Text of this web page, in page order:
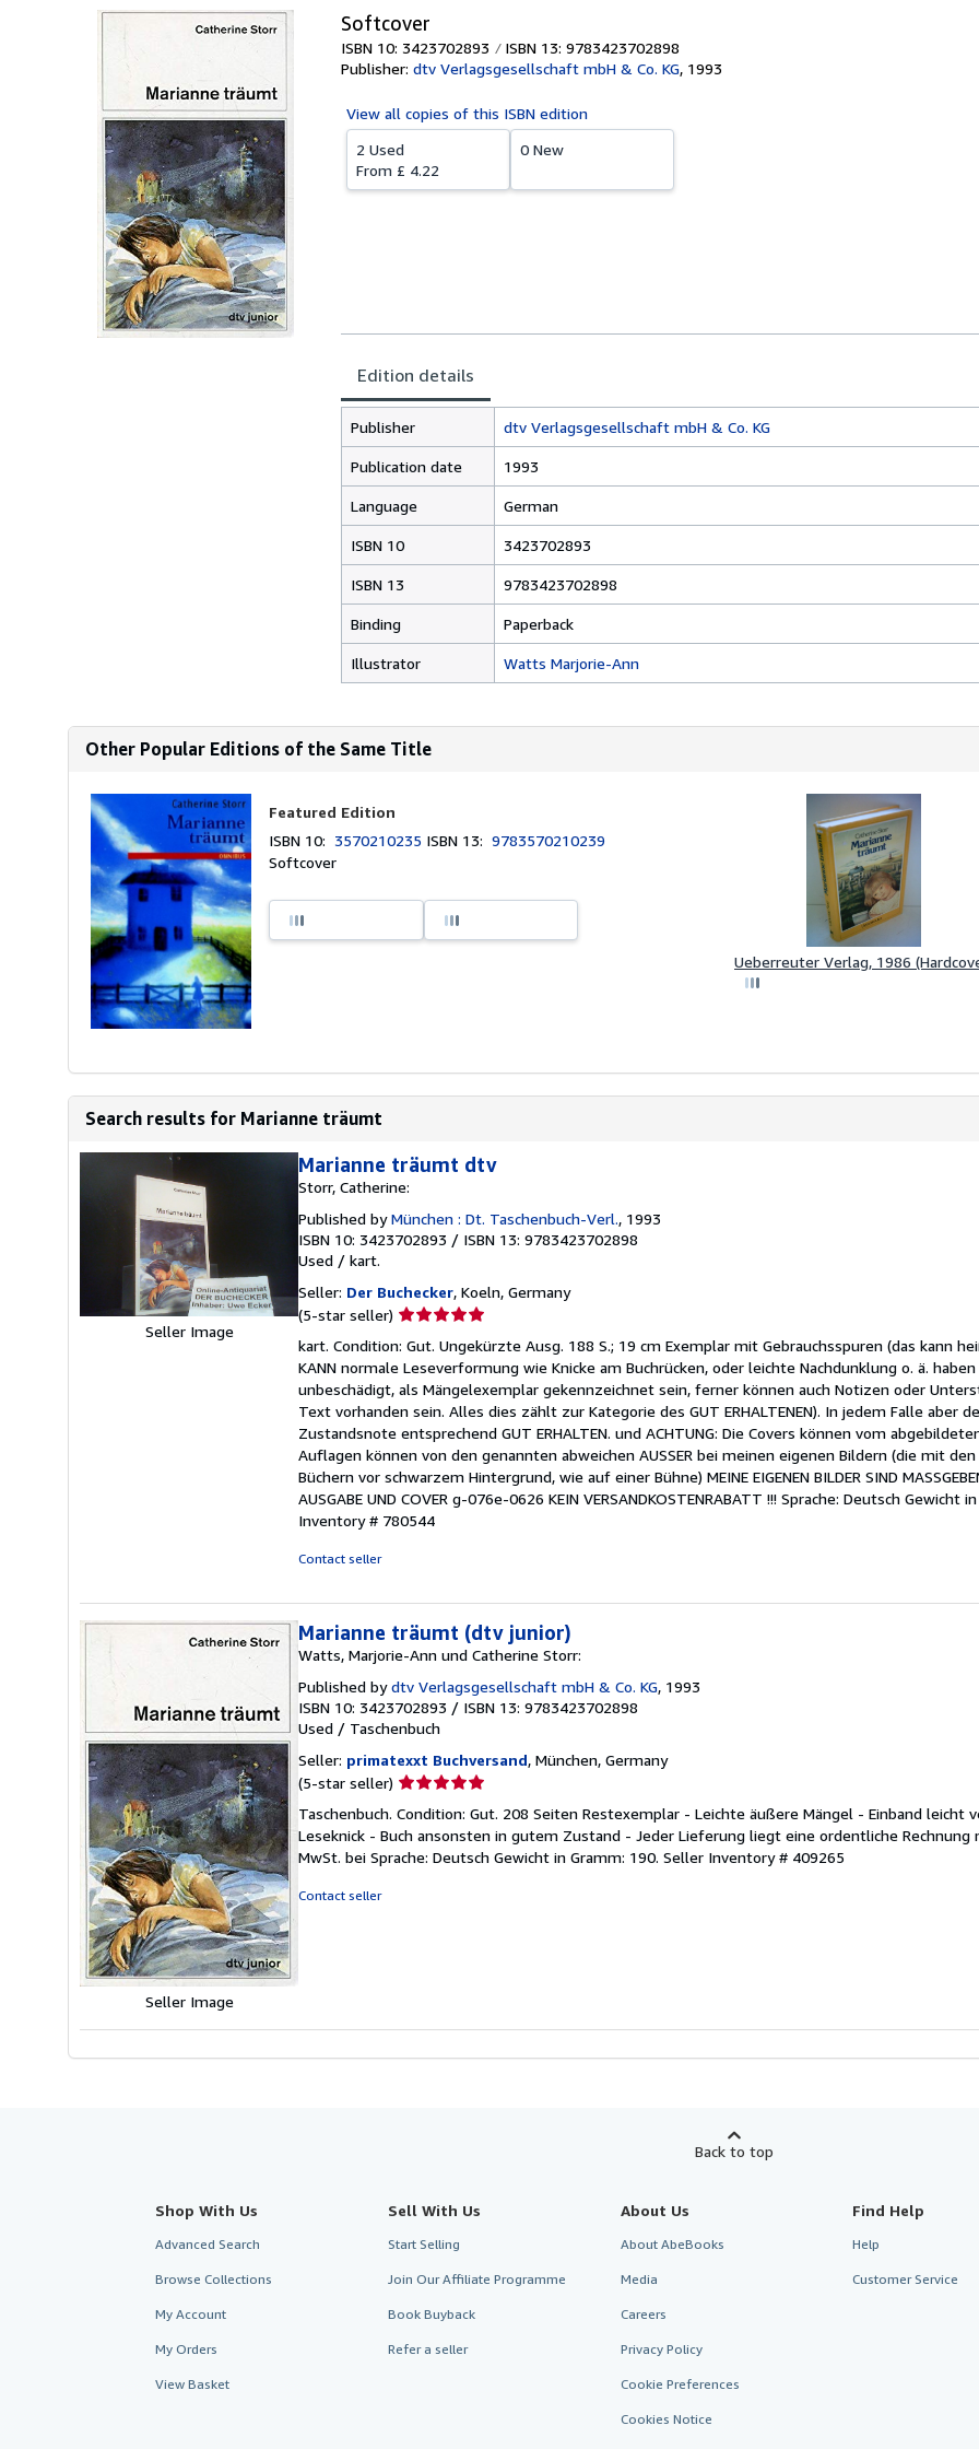
Softcover
ISBN 10: 3423702893
ISBN 13: 9783423702898
Publisher: dtv Verlagsgesellschaft mbH & Co. KG, 1993
View all copies of this ISBN edition
2 Used
From £ 4.22
0 New
Edition details
Publisher dtv Verlagsgesellschaft mbH & Co. KG
Publication date 1993
Language German
ISBN 10 3423702893
ISBN 13 9783423702898
Binding Paperback
Illustrator Watts Marjorie-Ann
Other Popular Editions of the Same Title
Featured Edition
ISBN 10: 3570210235 ISBN 13:9783570210239
Softcover
Ueberreuter Verlag, 1986
Search results for Marianne träumt
Seller Image
Marianne träumt dtv
Storr, Catherine:
Published byMünchen : Dt. Taschenbuch-Verl., 1993
ISBN 10: 3423702893 / ISBN 13: 9783423702898
Used / kart.
Seller: Der Buchecker, Koeln, Germany
(5-star seller) Seller
5
out
of
5
stars
kart. Condition: Gut. Ungekürzte Ausg. 188 S.; 19 cm Exemplar mit Gebrauchsspuren (das kann
KANN normale Leseverformung wie Knicke am Buchrücken, oder leichte Nachdunklung o. ä.
unbeschädigt, als Mängelexemplar gekennzeichnet sein, ferner können auch Notizen oder
Text vorhanden sein. Alles dies zählt zur Kategorie des GUT ERHALTENEN). In jedem Falle aber
Zustandsnote entsprechend GUT ERHALTEN. und ACHTUNG: Die Covers können vom
Auflagen können von den genannten abweichen AUSSER bei meinen eigenen Bildern (die mit
Büchern vor schwarzem Hintergrund, wie auf einer Bühne) MEINE EIGENEN BILDER SIND
AUSGABE UND COVER g-076e-0626 KEIN VERSANDKOSTENRABATT !!! Sprache: Deutsch Gewicht
Inventory # 780544
Contact seller
Seller Image
Marianne träumt (dtv junior)
Watts, Marjorie-Ann und Catherine Storr:
Published bydtv Verlagsgesellschaft mbH & Co. KG, 1993
ISBN 10: 3423702893 / ISBN 13: 9783423702898
Used / Taschenbuch
Seller: primatexxt Buchversand, München, Germany
(5-star seller) Seller
5
out
of
Taschenbuch. Condition: Gut. 208 Seiten Restexemplar - Leichte äußere Mängel - Einband leicht
Leseknick - Buch ansonsten in gutem Zustand - Jeder Lieferung liegt eine ordentliche Rechnung
MwSt. bei Sprache: Deutsch Gewicht in Gramm: 190. Seller Inventory # 409265
Contact seller
Back to top
Shop With Us
Advanced Search
Browse Collections
My Account
My Orders
View Basket
Sell With Us
Start Selling
Join Our Affiliate Programme
Book Buyback
Refer a seller
About Us
About AbeBooks
Media
Careers
Privacy Policy
Cookie Preferences
Cookies Notice
Find Help
Help
Customer Service